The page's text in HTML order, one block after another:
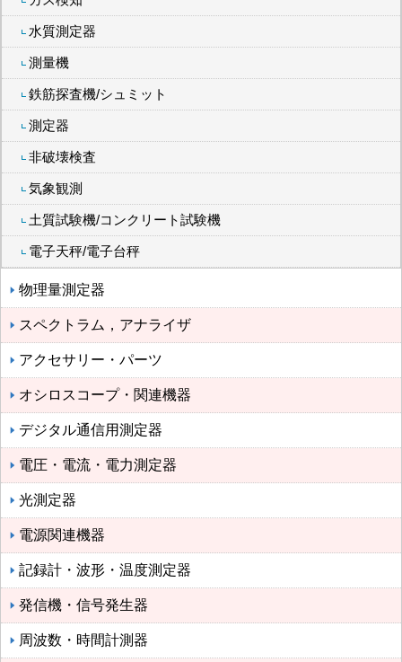
水質測定器
測量機
鉄筋探査機/シュミット
測定器
非破壊検査
気象観測
土質試験機/コンクリート試験機
電子天秤/電子台秤
物理量測定器
スペクトラム，アナライザ
アクセサリー・パーツ
オシロスコープ・関連機器
デジタル通信用測定器
電圧・電流・電力測定器
光測定器
電源関連機器
記録計・波形・温度測定器
発信機・信号発生器
周波数・時間計測器